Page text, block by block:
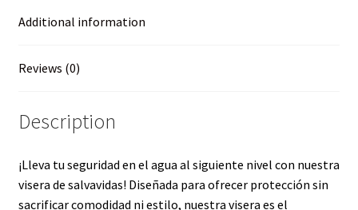
Additional information
Reviews (0)
Description
¡Lleva tu seguridad en el agua al siguiente nivel con nuestra
visera de salvavidas! Diseñada para ofrecer protección sin
sacrificar comodidad ni estilo, nuestra visera es el